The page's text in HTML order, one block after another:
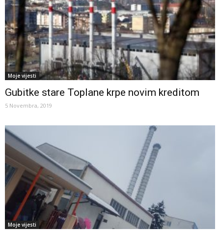
Moje vijesti
Gubitke stare Toplane krpe novim kreditom
5 Novembra, 2019
Moje vijesti